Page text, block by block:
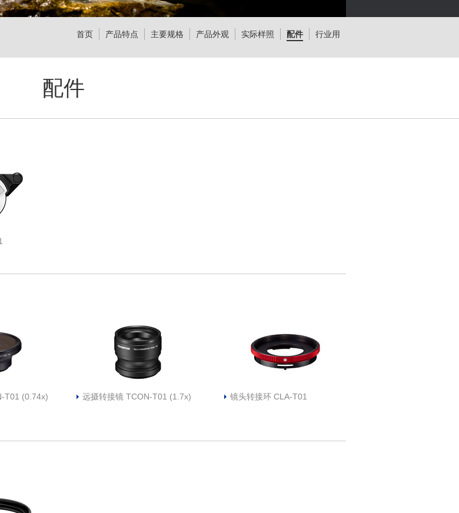
首页 产品特点 主要规格 产品外观 实际样照 配件 行业用
配件
T01 (0.74x) 远摄转接镜 TCON-T01 (1.7x) 镜头转接环 CLA-T01